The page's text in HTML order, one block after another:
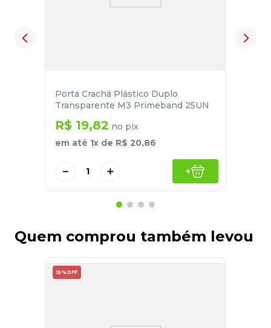
Porta Crachá Plástico Duplo
Transparente M3 Primeband 25UN
R$ 19,82 no pix
em até 1x de R$ 20,86
＋
－ +
Quem comprou também levou
15% OFF